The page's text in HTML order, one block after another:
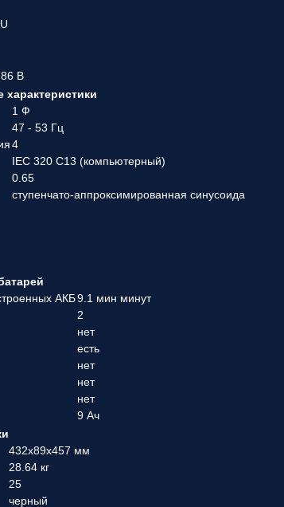
В
1 Ф
47 - 53 Гц
4
IEC 320 C13 (компьютерный)
0.65
ступенчато-аппроксимированная синусоида
АКБ9.1 мин минут
2
нет
есть
нет
нет
нет
9 Ач
432x89x457 мм
28.64 кг
25
черный